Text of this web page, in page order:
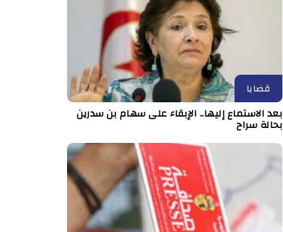
قضايا
بعد الاستماع إليها.. الإبقاء على سهام بن سدرين
بحالة سراح